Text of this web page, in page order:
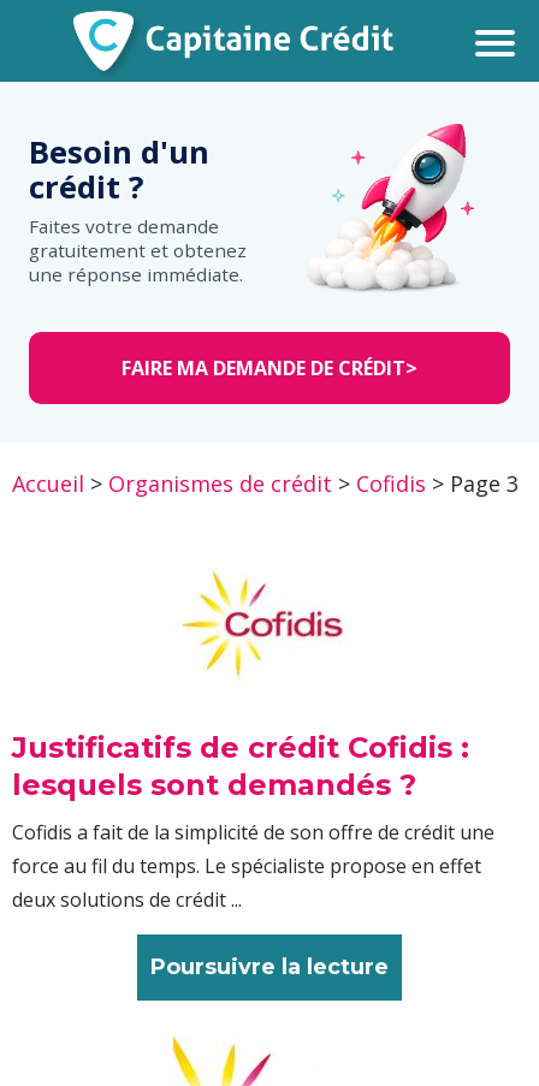
Besoin d'un
crédit ?
Faites votre demande
gratuitement et obtenez
une réponse immédiate.
FAIRE MA DEMANDE DE CRÉDIT>
Accueil > Organismes de crédit > Cofidis > Page 3
Justificatifs de crédit Cofidis :
lesquels sont demandés ?
Cofidis a fait de la simplicité de son offre de crédit une
force au fil du temps. Le spécialiste propose en effet
deux solutions de crédit ...
Poursuivre la lecture